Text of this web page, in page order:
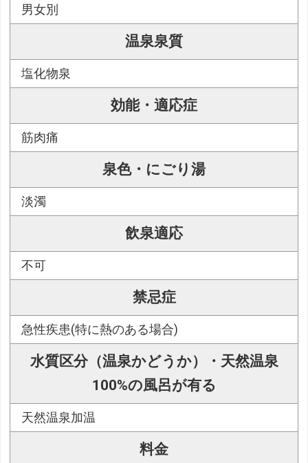
男女別
温泉泉質
塩化物泉
効能・適応症
筋肉痛
泉色・にごり湯
淡濁
飲泉適応
不可
禁忌症
急性疾患(特に熱のある場合)
水質区分（温泉かどうか）・天然温泉
100%の風呂が有る
天然温泉加温
料金